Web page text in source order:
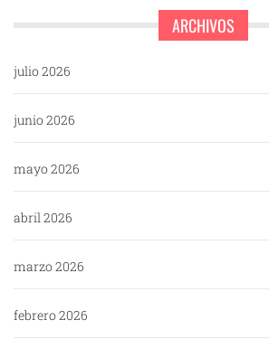
ARCHIVOS
julio 2026
junio 2026
mayo 2026
abril 2026
marzo 2026
febrero 2026